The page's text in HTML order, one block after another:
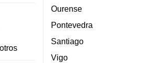
Ourense
Pontevedra
Santiago
Vigo